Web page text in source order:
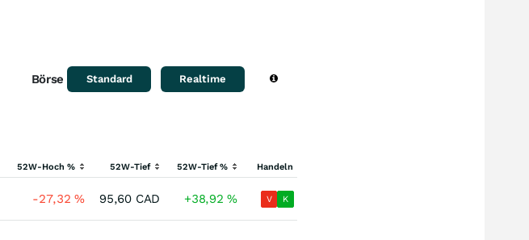
Börse Standard Realtime
52W-Hoch % 52W-Tief 52W-Tief % Handeln
-27,32% 95,60 CAD +38,92% V K